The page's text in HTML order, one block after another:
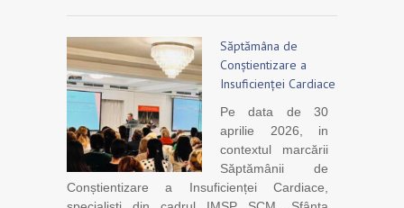
Săptămâna de
Conștientizare a
Insuficienței Cardiace
Pe data de 30
aprilie 2026, in
contextul marcării
Săptămânii de
Conștientizare a Insuficienței Cardiace,